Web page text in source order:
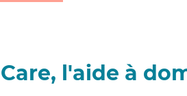
l'aide à